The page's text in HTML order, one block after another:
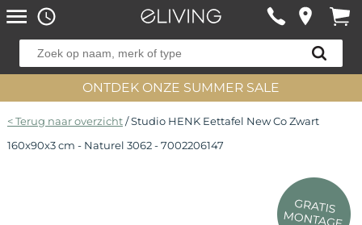
ONTDEK ONZE SUMMER SALE
< Terug naar overzicht/ Studio HENK Eettafel New Co Zwart
160x90x3 cm - Naturel 3062 - 7002206147